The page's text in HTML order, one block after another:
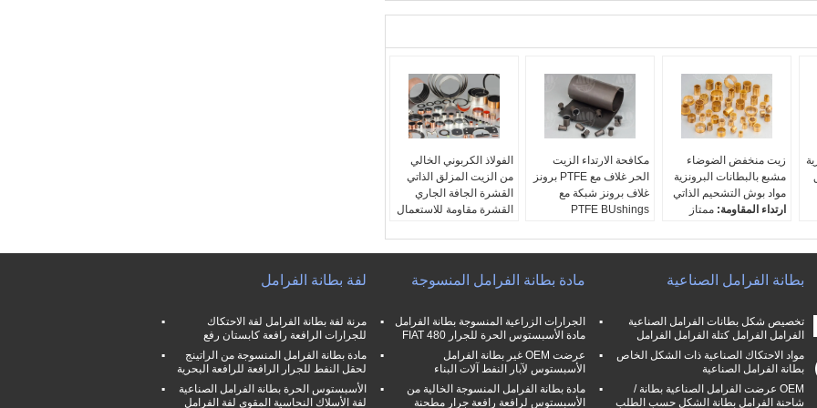
الفولاذ الكربوني الخالي
من الزيت المزلق الذاتي
القشرة الجافة الجاري
القشرة مقاومة للاستعمال
نطاق واسع، السيارات،
المواد:حسب الطلب
عينات مجانية:
نعم..
نعم..
مكافحة الارتداء الزيت
الحر غلاف مع PTFE برونز
غلاف برونز شبكة مع
PTFE BUshings
عينات مجانية:نعم..
زيت منخفض الضوضاء
مشبع بالبطانات البرونزية
مواد بوش التشحيم الذاتي
ارتداء المقاومة:ممتاز
ضوضاء منخفضة
نطاق واسع، السيارات،
المناجم، البترول، الخ
نعم..
لفة بطانة الفرامل
مرنة لفة بطانة الفرامل لفة الاحتكاك
للجرارات الرافعة رافعة كابستان رفع
مادة بطانة الفرامل المنسوجة من الراتينج
لحقل النفط للجرار الرافعة للرافعة البحرية
الأسبستوس الحرة بطانة الفرامل الصناعية
لفة الأسلاك النحاسية المقوى لفة الفرامل
مادة بطانة الفرامل المنسوجة
الجرارات الزراعية المنسوجة بطانة الفرامل
مادة الأسبستوس الحرة للجرار FIAT 480
عرضت OEM غير بطانة الفرامل
الأسبستوس لآبار النفط آلات البناء
مادة بطانة الفرامل المنسوجة الخالية من
الأسبستوس لرافعة رافعة جرار مطحنة
بطانة الفرامل الصناعية
تخصيص شكل بطانات الفرامل الصناعية
الفرامل الفرامل كتلة الفرامل الفرامل
مواد الاحتكاك الصناعية ذات الشكل الخاص
بطانة الفرامل الصناعية
OEM عرضت الفرامل الصناعية بطانة /
شاحنة الفرامل بطانة الشكل حسب الطلب